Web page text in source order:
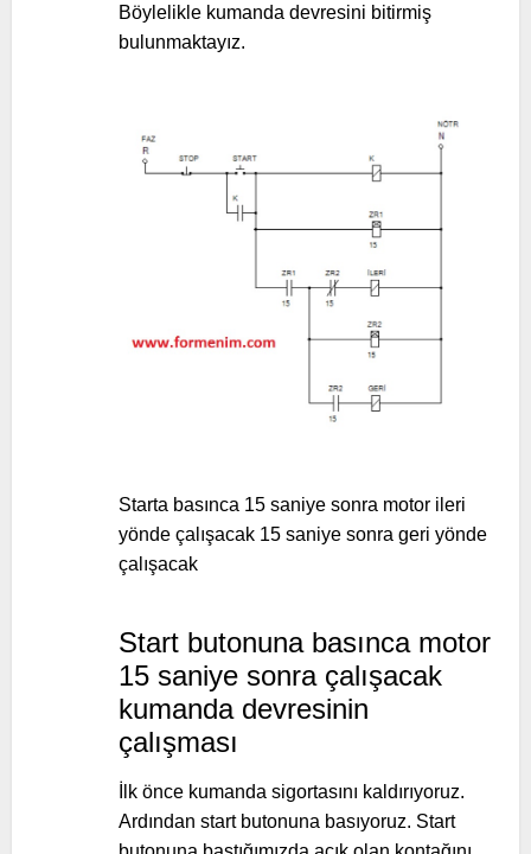
Böylelikle kumanda devresini bitirmiş
bulunmaktayız.
Starta basınca 15 saniye sonra motor ileri
yönde çalışacak 15 saniye sonra geri yönde
çalışacak
Start butonuna basınca motor
15 saniye sonra çalışacak
kumanda devresinin
çalışması
İlk önce kumanda sigortasını kaldırıyoruz.
Ardından start butonuna basıyoruz. Start